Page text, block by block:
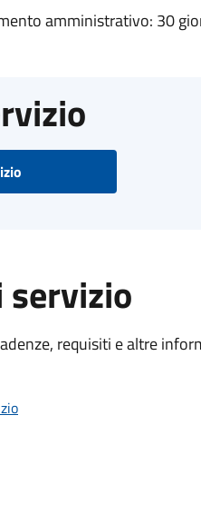
amministrativo: 30
servizio
requisiti e altre